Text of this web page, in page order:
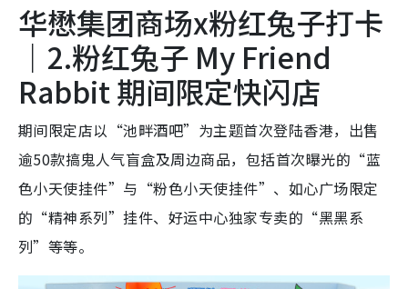
华懋集团商场x粉红兔子打卡
｜2.粉红兔子 My Friend
Rabbit 期间限定快闪店
期间限定店以“池畔酒吧”为主题首次登陆香港，出售
逾50款搞鬼人气盲盒及周边商品，包括首次曝光的“蓝
色小天使挂件”与“粉色小天使挂件”、如心广场限定
的“精神系列”挂件、好运中心独家专卖的“黑黑系
列”等等。